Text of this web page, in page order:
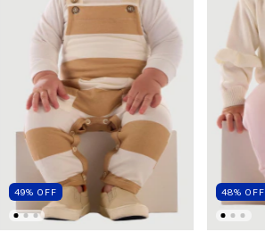
49% OFF 48% OFF